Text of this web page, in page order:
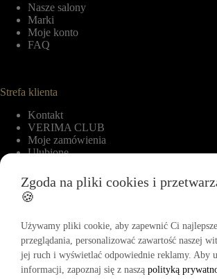
Nasze salony
Marki
Moje konto
FAQ
Strefa klienta
Kontakt
VERIMA CLUB
Moje zamówienia
Ulubione
Informacje
Regulamin
Polityka zwrotów
Polityka cookies
Polityka prywatności
Regulamin Akcji Promocyjnej „-15% na
Zgoda na pliki cookies i
🍪
Używamy pliki cookie, aby zapewnić Ci
przeglądania, personalizować zawartość naszej
jej ruch i wyświetlać odpowiednie reklamy. Aby
informacji, zapoznaj się z naszą polityką